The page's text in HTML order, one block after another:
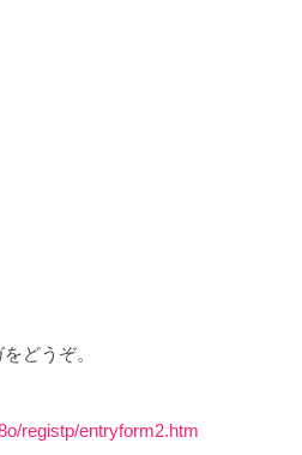
どうぞ。
registp/entryform2.htm